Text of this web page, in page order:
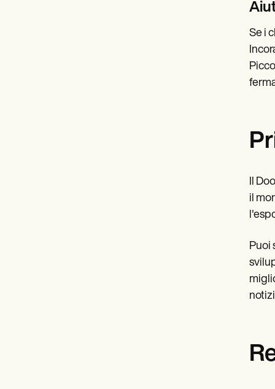
Se i
Il
il
Puoi